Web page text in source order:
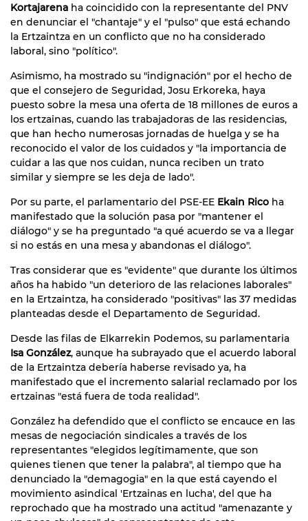
Kortajarena ha coincidido con la representante del PNV
en denunciar el "chantaje" y el "pulso" que está echando
la Ertzaintza en un conflicto que no ha considerado
laboral, sino "político".
Asimismo, ha mostrado su "indignación" por el hecho de
que el consejero de Seguridad, Josu Erkoreka, haya
puesto sobre la mesa una oferta de 18 millones de euros a
los ertzainas, cuando las trabajadoras de las residencias,
que han hecho numerosas jornadas de huelga y se ha
reconocido el valor de los cuidados y "la importancia de
cuidar a las que nos cuidan, nunca reciben un trato
similar y siempre se les deja de lado".
Por su parte, el parlamentario del PSE-EE Ekain Rico ha
manifestado que la solución pasa por "mantener el
diálogo" y se ha preguntado "a qué acuerdo se va a llegar
si no estás en una mesa y abandonas el diálogo".
Tras considerar que es "evidente" que durante los últimos
años ha habido "un deterioro de las relaciones laborales"
en la Ertzaintza, ha considerado "positivas" las 37 medidas
planteadas desde el Departamento de Seguridad.
Desde las filas de Elkarrekin Podemos, su parlamentaria
Isa González, aunque ha subrayado que el acuerdo laboral
de la Ertzaintza debería haberse revisado ya, ha
manifestado que el incremento salarial reclamado por los
ertzainas "está fuera de toda realidad".
González ha defendido que el conflicto se encauce en las
mesas de negociación sindicales a través de los
representantes "elegidos legítimamente, que son
quienes tienen que tener la palabra", al tiempo que ha
denunciado la "demagogia" en la que está cayendo el
movimiento asindical 'Ertzainas en lucha', del que ha
reprochado que ha mostrado una actitud "amenazante y